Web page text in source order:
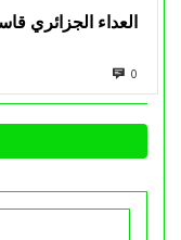
العداء الجزائري
0